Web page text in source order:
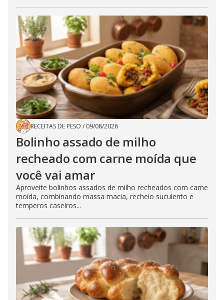
RECEITAS DE PESO / 09/08/2026
Bolinho assado de milho
recheado com carne moída que
você vai amar
Aproveite bolinhos assados de milho recheados com carne
moída, combinando massa macia, recheio suculento e
temperos caseiros...